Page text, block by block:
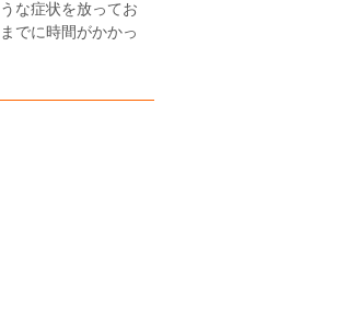
な症状を放ってお
でに時間がかかっ